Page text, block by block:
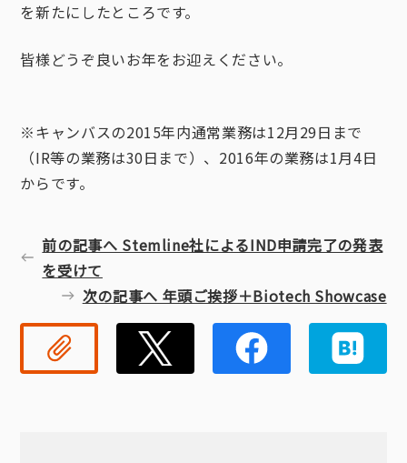
を新たにしたところです。
皆様どうぞ良いお年をお迎えください。
※キャンバスの2015年内通常業務は12月29日まで
（IR等の業務は30日まで）、2016年の業務は1月4日
からです。
前の記事へ Stemline社によるIND申請完了の発表
を受けて
次の記事へ 年頭ご挨拶＋Biotech Showcase
リンクコピー Twitter